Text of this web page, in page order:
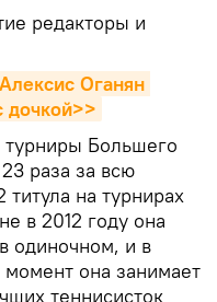
редакторы и
Оганян
дочкой>>
Большего
раза за всю
титула на турнирах
в 2012 году она
одиночном, и в
она занимает
теннисисток